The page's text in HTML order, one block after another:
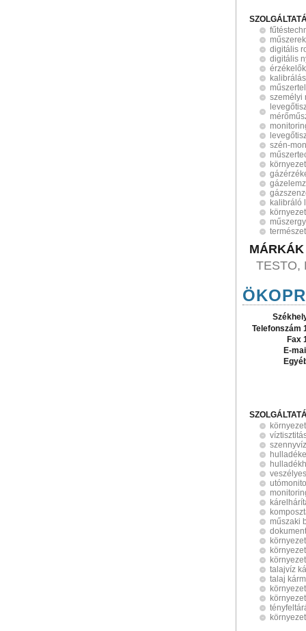
műszerek
digitális
digitális
érzékelők
kalibrálás
személyi
szén-
kalibráló
MÁRKÁK
TESTO,
Telefonszám
Fax
E-
műszaki
talajvíz
talaj